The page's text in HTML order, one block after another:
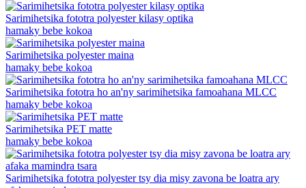
Sarimihetsika fototra polyester kilasy optika
hamaky bebe kokoa
Sarimihetsika polyester maina
hamaky bebe kokoa
Sarimihetsika fototra ho an'ny sarimihetsika famoahana MLCC
hamaky bebe kokoa
Sarimihetsika PET matte
hamaky bebe kokoa
Sarimihetsika fototra polyester tsy dia misy zavona be loatra ary